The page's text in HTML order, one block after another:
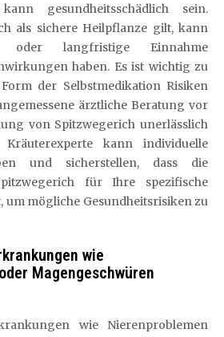
gesundheitsschädlich sein.
als sichere Heilpflanze gilt, kann
oder langfristige Einnahme
haben. Es ist wichtig zu
der Selbstmedikation Risiken
ärztliche Beratung vor
von Spitzwegerich unerlässlich
kann individuelle
und sicherstellen, dass die
für Ihre spezifische
um mögliche Gesundheitsrisiken zu
wie
Magengeschwüren
wie Nierenproblemen